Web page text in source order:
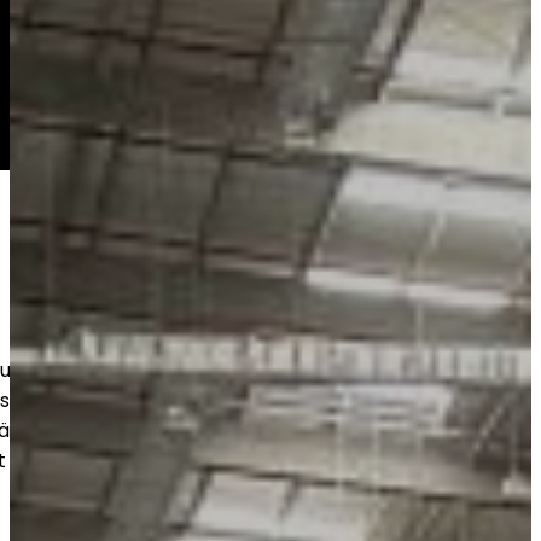
hållbara betonggolv för
och lagerutrymmen. Noggrant
materialval säkerställer lång
snyggt slutresultat.